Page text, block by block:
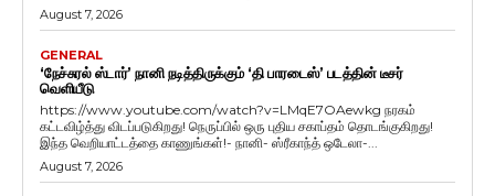
August 7, 2026
GENERAL
‘நேச்சுரல் ஸ்டார்’ நானி நடித்திருக்கும் ‘தி பாரடைஸ்’ படத்தின் டீசர்
வெளியீடு
https://www.youtube.com/watch?v=LMqE7OAewkg நரகம்
கட்டவிழ்த்து விடப்படுகிறது! நெருப்பில் ஒரு புதிய சகாப்தம் தொடங்குகிறது!
இந்த வெறியாட்டத்தை காணுங்கள்!- நானி- ஸ்ரீகாந்த் ஒடேலா-...
August 7, 2026